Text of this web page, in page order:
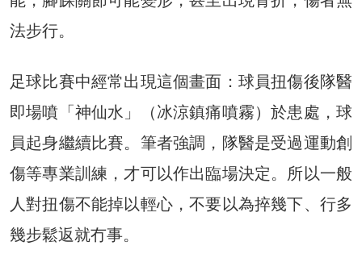
法步行。
足球比賽中經常出現這個畫面：球員扭傷後隊醫
即場噴「神仙水」（冰涼鎮痛噴霧）於患處，球
員起身繼續比賽。筆者強調，隊醫是受過運動創
傷等專業訓練，才可以作出臨場決定。所以一般
人對扭傷不能掉以輕心，不要以為捽幾下、行多
幾步鬆返就冇事。